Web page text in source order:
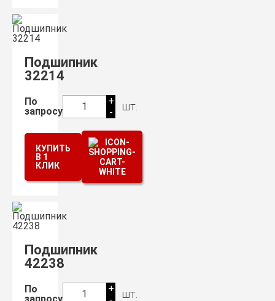
Подшипник
32214
По
запросу
1
+
-
шт.
КУПИТЬ
В 1
КЛИК
Подшипник
42238
По
1
+
шт.